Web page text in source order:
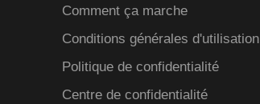
Comment ça marche
Conditions générales d'utilisation
Politique de confidentialité
Centre de confidentialité